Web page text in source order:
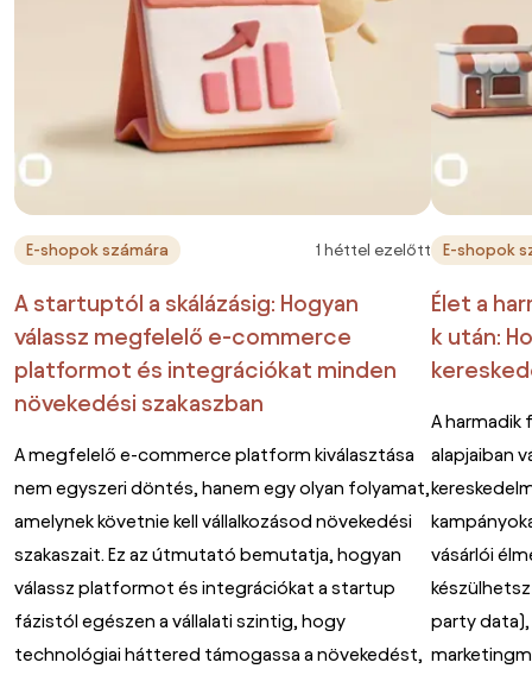
1 héttel ezelőtt
E-shopok számára
A startuptól a skálázásig: Hogyan
válassz megfelelő e-commerce
platformot és integrációkat minden
növekedési szakaszban
A megfelelő e-commerce platform kiválasztása
nem egyszeri döntés, hanem egy olyan folyamat,
amelynek követnie kell vállalkozásod növekedési
szakaszait. Ez az útmutató bemutatja, hogyan
válassz platformot és integrációkat a startup
fázistól egészen a vállalati szintig, hogy
technológiai háttered támogassa a növekedést,
E-shopok
Élet a
k után:
A harmadik
alapjaiban
vásárlói
party data),